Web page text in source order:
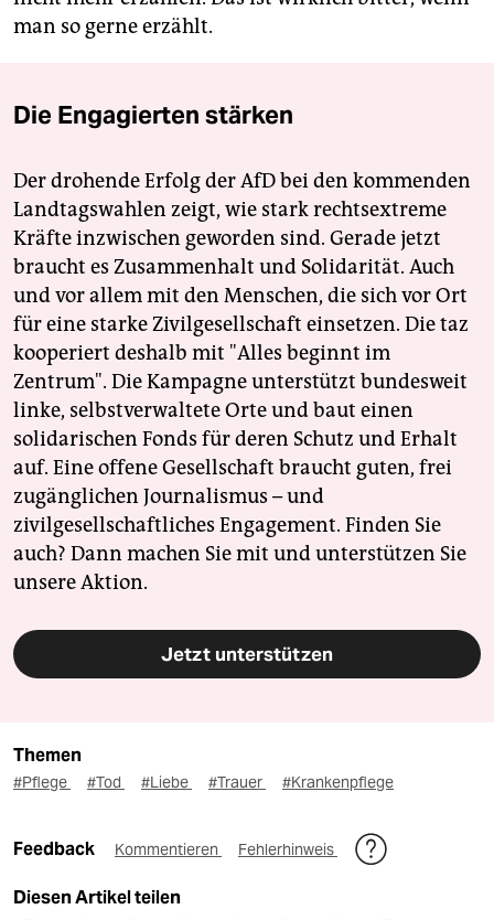
man so gerne erzählt.
Die Engagierten stärken
Der drohende Erfolg der AfD bei den kommenden
Landtagswahlen zeigt, wie stark rechtsextreme
Kräfte inzwischen geworden sind. Gerade jetzt
braucht es Zusammenhalt und Solidarität. Auch
und vor allem mit den Menschen, die sich vor Ort
für eine starke Zivilgesellschaft einsetzen. Die taz
kooperiert deshalb mit "Alles beginnt im
Zentrum". Die Kampagne unterstützt bundesweit
linke, selbstverwaltete Orte und baut einen
solidarischen Fonds für deren Schutz und Erhalt
auf. Eine offene Gesellschaft braucht guten, frei
zugänglichen Journalismus – und
zivilgesellschaftliches Engagement. Finden Sie
auch? Dann machen Sie mit und unterstützen Sie
unsere Aktion.
Jetzt unterstützen
Themen
#Pflege #Tod #Liebe #Trauer #Krankenpflege
Feedback Kommentieren Fehlerhinweis
Diesen Artikel teilen